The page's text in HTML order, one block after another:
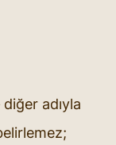
adıyla